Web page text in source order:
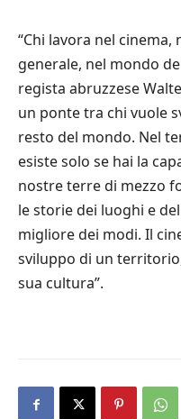
“Chi lavora nel cinema,
generale, nel mondo
regista abruzzese
un ponte tra chi vuole
resto del mondo. Nel
esiste solo se hai la
nostre terre di mezzo
le storie dei luoghi e
migliore dei modi. Il
sviluppo di un
sua cultura”.